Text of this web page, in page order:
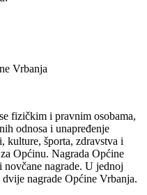
Vrbanja
fizičkim i pravnim osobama,
odnosa i unapređenje
kulture, športa, zdravstva i
Općinu. Nagrada Općine
novčane nagrade. U jednoj
nagrade Općine Vrbanja.